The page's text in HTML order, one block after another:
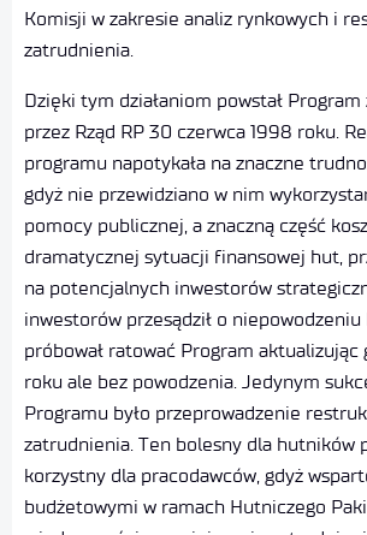
Komisji w zakresie analiz rynkowych i
zatrudnienia.
Dzięki tym działaniom powstał
przez Rząd RP 30 czerwca 1998 roku.
programu napotykała na znaczne
gdyż nie przewidziano w nim
pomocy publicznej, a znaczną część
dramatycznej sytuacji finansowej hut,
na potencjalnych inwestorów
inwestorów przesądził o niepowodzeniu
próbował ratować Program aktualizując
roku ale bez powodzenia. Jedynym
Programu było przeprowadzenie
zatrudnienia. Ten bolesny dla hutników
korzystny dla pracodawców, gdyż
budżetowymi w ramach Hutniczego